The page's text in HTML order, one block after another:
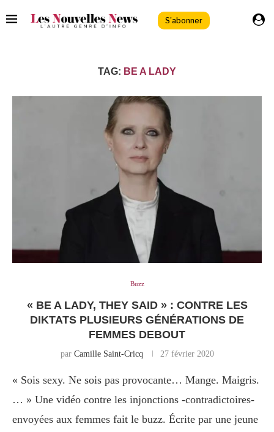
S'abonner
TAG: BE A LADY
Buzz
« BE A LADY, THEY SAID » : CONTRE LES
DIKTATS PLUSIEURS GÉNÉRATIONS DE
FEMMES DEBOUT
par Camille Saint-Cricq 27 février 2020
« Sois sexy. Ne sois pas provocante… Mange. Maigris.
… » Une vidéo contre les injonctions -contradictoires-
envoyées aux femmes fait le buzz. Écrite par une jeune